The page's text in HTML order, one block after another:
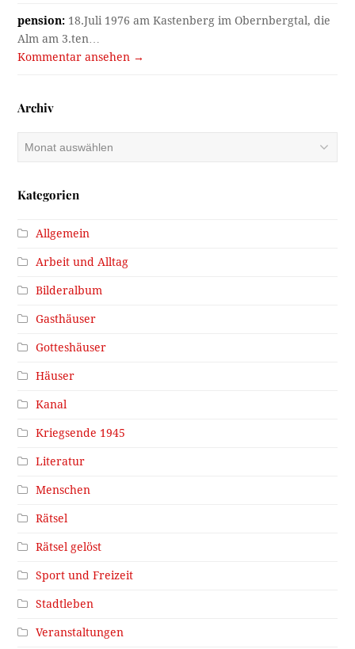
pension: 18.Juli 1976 am Kastenberg im Obernbergtal, die
Alm am 3.ten…
Kommentar ansehen →
Archiv
Kategorien
Allgemein
Arbeit und Alltag
Bilderalbum
Gasthäuser
Gotteshäuser
Häuser
Kanal
Kriegsende 1945
Literatur
Menschen
Rätsel
Rätsel gelöst
Sport und Freizeit
Stadtleben
Veranstaltungen